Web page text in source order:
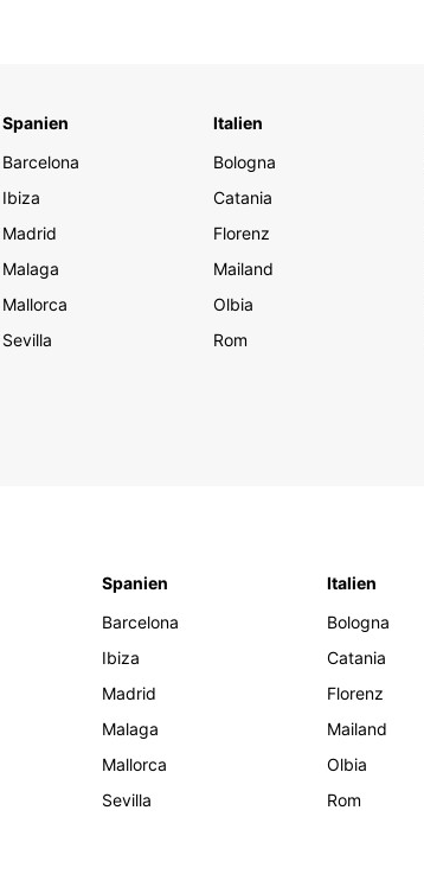
Spanien
Barcelona
Ibiza
Madrid
Malaga
Mallorca
Sevilla
Italien
Bologna
Catania
Florenz
Mailand
Olbia
Rom
Spanien
Barcelona
Ibiza
Madrid
Malaga
Mallorca
Sevilla
Italien
Bologna
Catania
Florenz
Mailand
Olbia
Rom